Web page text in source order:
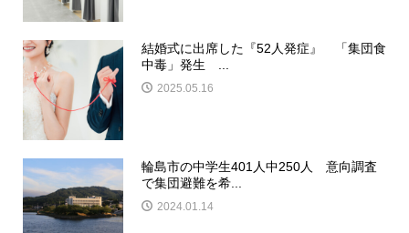
結婚式に出席した『52人発症』 「集団食
中毒」発生 ...
2025.05.16
輪島市の中学生401人中250人 意向調査
で集団避難を希...
2024.01.14